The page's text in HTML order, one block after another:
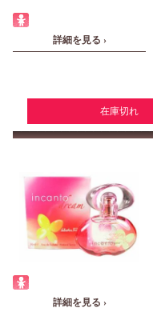
詳細を見る ›
在庫切れ
詳細を見る ›